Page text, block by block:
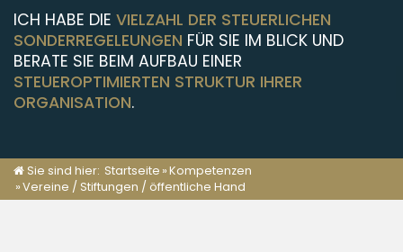
ICH HABE DIE VIELZAHL DER STEUERLICHEN
SONDERREGELEUNGEN FÜR SIE IM BLICK UND
BERATE SIE BEIM AUFBAU EINER
STEUEROPTIMIERTEN STRUKTUR IHRER
ORGANISATION.
Sie sind hier: Startseite »Kompetenzen
»Vereine / Stiftungen / öffentliche Hand